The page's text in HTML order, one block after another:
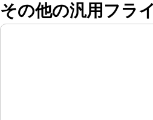
その他の汎用フラ